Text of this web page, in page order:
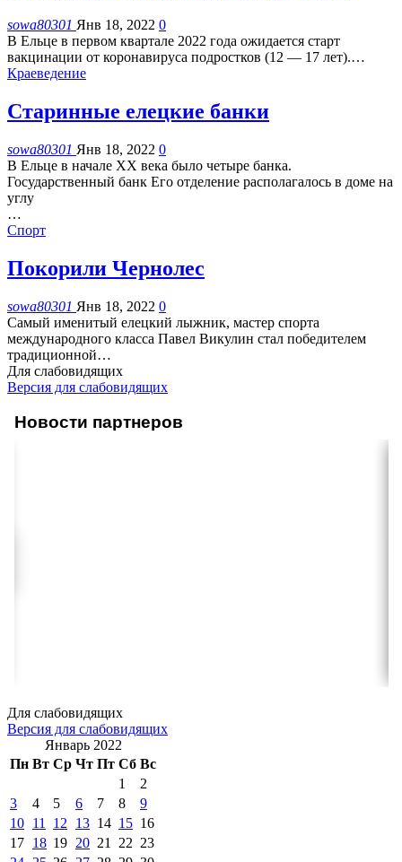
sowa80301 Янв 18, 2022 0
В Ельце в первом квартале 2022 года ожидается старт
вакцинации от коронавируса подростков (12 — 17 лет).…
Краеведение
Старинные елецкие банки
sowa80301 Янв 18, 2022 0
В Ельце в начале XX века было четыре банка.
Государственный банк Его отделение располагалось в доме на
углу
…
Спорт
Покорили Чернолес
sowa80301 Янв 18, 2022 0
Самый именитый елецкий лыжник, мастер спорта
международного класса Павел Викулин стал победителем
традиционной…
Для слабовидящих
Версия для слабовидящих
Новости партнеров
Для слабовидящих
Версия для слабовидящих
Январь 2022
Пн Вт Ср Чт Пт Сб Вс
1
2
3
4 5 6 7 8
9
10 11 12 13 14 15 16
17 18 19 20 21 22 23